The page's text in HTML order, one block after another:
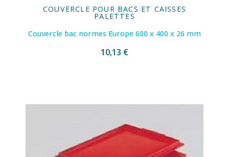
COUVERCLE POUR BACS ET CAISSES
PALETTES
Couvercle bac normes Europe 600 x 400 x 26 mm
10,13 €